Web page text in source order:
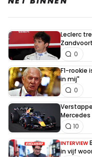
Leclerc
Zandvoort
0
F1-rookie
in mij"
0
Mercedes
10
INTERVIEW
in vijf